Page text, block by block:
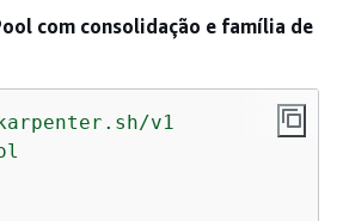
com consolidação e família de
v1